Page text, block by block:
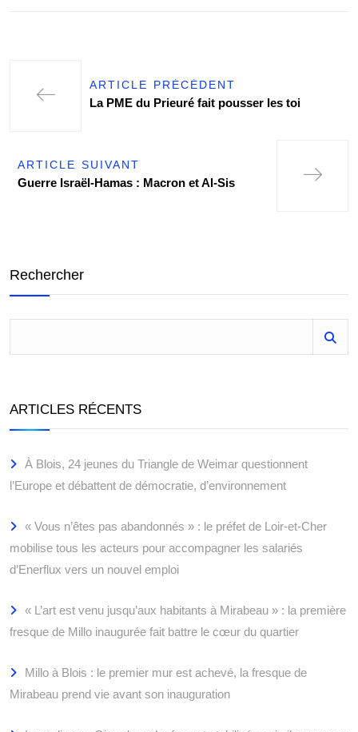
ARTICLE PRÉCÉDENT
La PME du Prieuré fait pousser les toi
ARTICLE SUIVANT
Guerre Israël-Hamas : Macron et Al-Sis
Rechercher
ARTICLES RÉCENTS
À Blois, 24 jeunes du Triangle de Weimar questionnent
l’Europe et débattent de démocratie, d’environnement
« Vous n’êtes pas abandonnés » : le préfet de Loir-et-Cher
mobilise tous les acteurs pour accompagner les salariés
d’Enerflux vers un nouvel emploi
« L’art est venu jusqu’aux habitants à Mirabeau » : la première
fresque de Millo inaugurée fait battre le cœur du quartier
Millo à Blois : le premier mur est achevé, la fresque de
Mirabeau prend vie avant son inauguration